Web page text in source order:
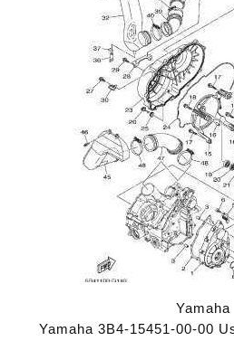
Yamaha
Yamaha 3B4-15451-00-00